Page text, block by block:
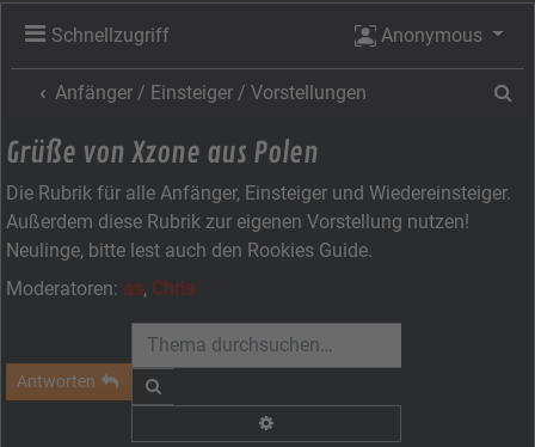
Schnellzugriff Anonymous
Anfänger / Einsteiger / Vorstellungen
Grüße von Xzone aus Polen
Die Rubrik für alle Anfänger, Einsteiger und Wiedereinsteiger.
Außerdem diese Rubrik zur eigenen Vorstellung nutzen!
Neulinge, bitte lest auch den Rookies Guide.
Moderatoren: as, Chris
Antworten